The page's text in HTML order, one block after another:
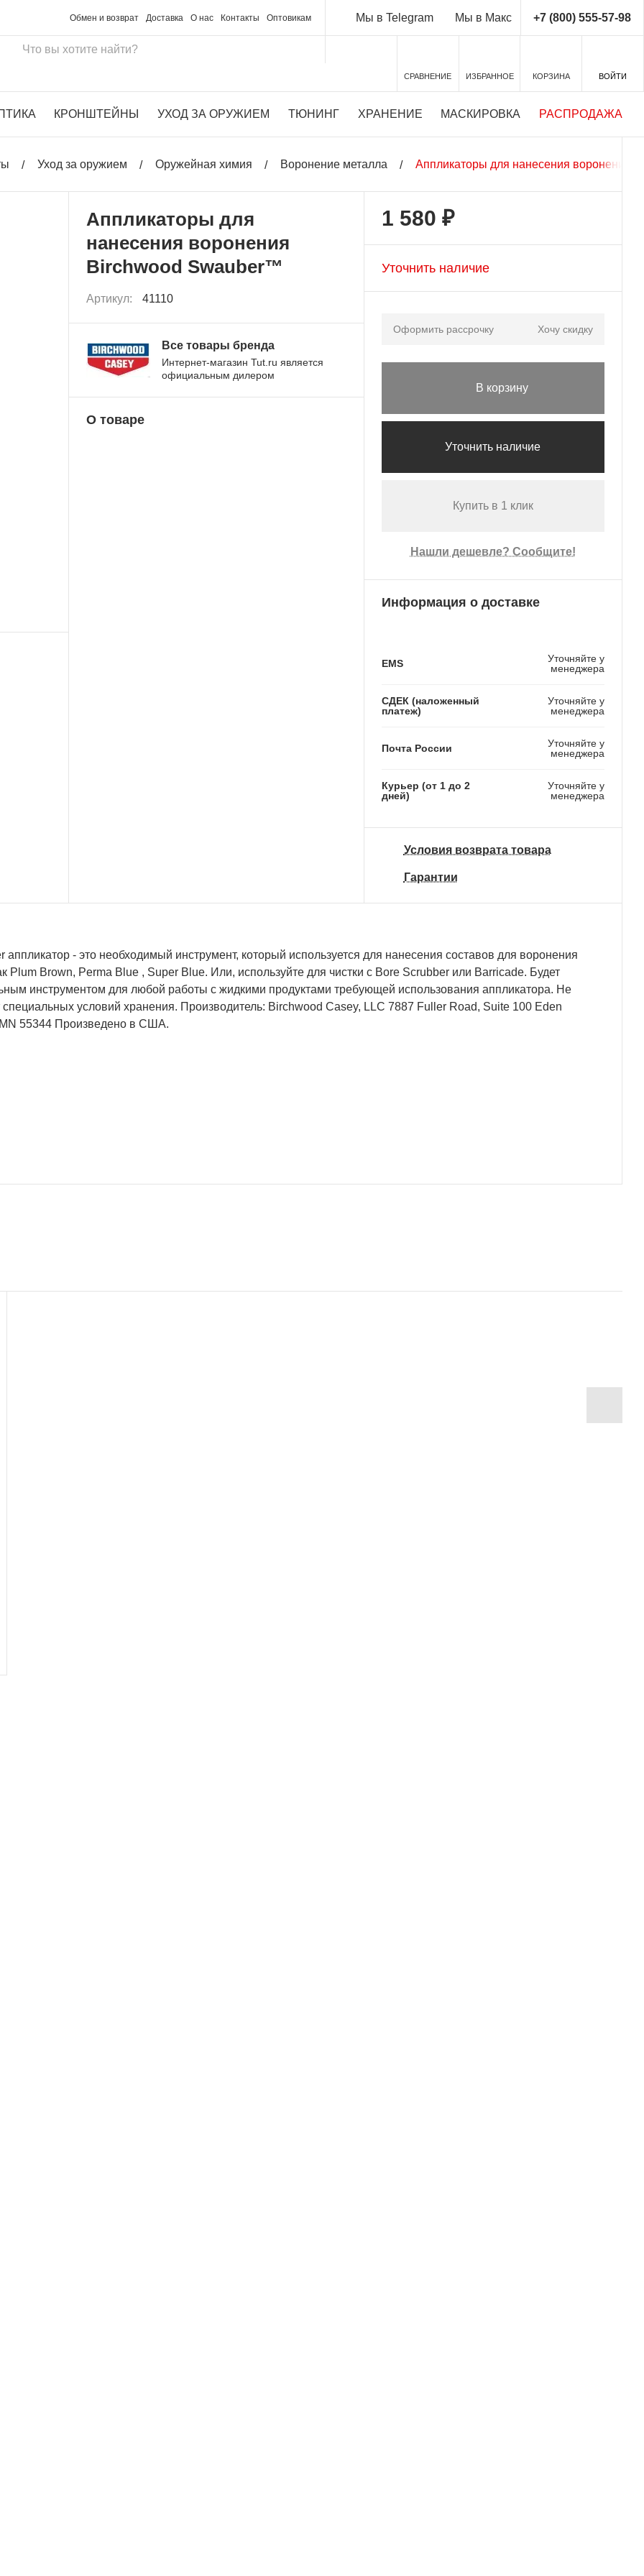
Обмен и возврат Доставка О нас Контакты Оптовикам Мы в Telegram Мы в Макс +7 (800) 555-57-98
СРАВНЕНИЕ ИЗБРАННОЕ КОРЗИНА ВОЙТИ
КРОНШТЕЙНЫ УХОД ЗА ОРУЖИЕМ ТЮНИНГ ХРАНЕНИЕ МАСКИРОВКА РАСПРОДАЖА
Уход за оружием Оружейная химия Воронение металла Аппликаторы для нанесения воронения
Аппликаторы для
нанесения воронения
Birchwood Swauber™
Артикул: 41110
Все товары бренда
Интернет-магазин Tut.ru является
официальным дилером
О товаре
1 580 ₽
Уточнить наличие
Оформить рассрочку Хочу скидку
В корзину
Уточнить наличие
Купить в 1 клик
Нашли дешевле? Сообщите!
Информация о доставке
EMS
Уточняйте у
менеджера
СДЕК (наложенный
платеж)
Уточняйте у
менеджера
Почта России
Уточняйте у
менеджера
Курьер (от 1 до 2
дней)
Уточняйте у
менеджера
Условия возврата товара
Гарантии
аппликатор - это необходимый инструмент, который используется для нанесения составов для воронения
Plum Brown, Perma Blue , Super Blue. Или, используйте для чистки с Bore Scrubber или Barricade. Будет
инструментом для любой работы с жидкими продуктами требующей использования аппликатора. Не
специальных условий хранения. Производитель: Birchwood Casey, LLC 7887 Fuller Road, Suite 100 Eden
55344 Произведено в США.